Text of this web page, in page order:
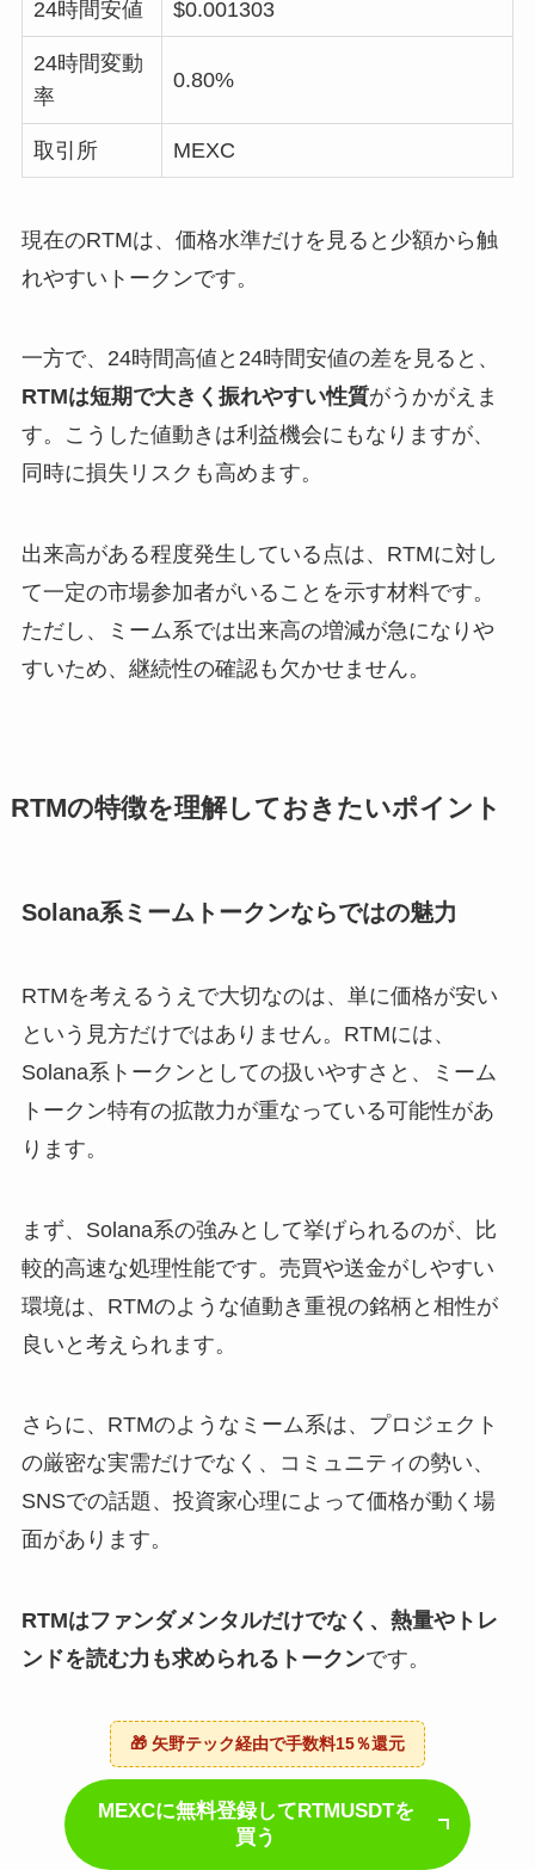
24時間安値 $0.001303
24時間変動
率
0.80%
取引所 MEXC
現在のRTMは、価格水準だけを見ると少額から触
れやすいトークンです。
一方で、24時間高値と24時間安値の差を見ると、
RTMは短期で大きく振れやすい性質がうかがえま
す。こうした値動きは利益機会にもなりますが、
同時に損失リスクも高めます。
出来高がある程度発生している点は、RTMに対し
て一定の市場参加者がいることを示す材料です。
ただし、ミーム系では出来高の増減が急になりや
すいため、継続性の確認も欠かせません。
RTMの特徴を理解しておきたいポイント
Solana系ミームトークンならではの魅力
RTMを考えるうえで大切なのは、単に価格が安い
という見方だけではありません。RTMには、
Solana系トークンとしての扱いやすさと、ミーム
トークン特有の拡散力が重なっている可能性があ
ります。
まず、Solana系の強みとして挙げられるのが、比
較的高速な処理性能です。売買や送金がしやすい
環境は、RTMのような値動き重視の銘柄と相性が
良いと考えられます。
さらに、RTMのようなミーム系は、プロジェクト
の厳密な実需だけでなく、コミュニティの勢い、
SNSでの話題、投資家心理によって価格が動く場
面があります。
RTMはファンダメンタルだけでなく、熱量やトレ
ンドを読む力も求められるトークンです。
🎁 矢野テック経由で手数料15％還元
MEXCに無料登録してRTMUSDTを
買う